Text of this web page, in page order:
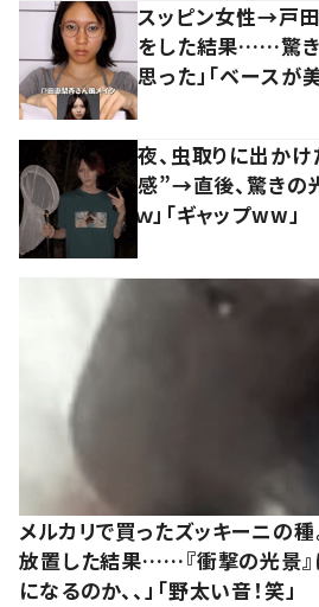
スッピン女性→戸
をした結果……驚き
思った」「ベースが美
夜、虫取りに出か
感”→直後、驚きの
ｗ」「ギャップww」
メルカリで買ったズッキーニの
放置した結果……『衝撃の光景』
になるのか、、」「野太い音！笑」